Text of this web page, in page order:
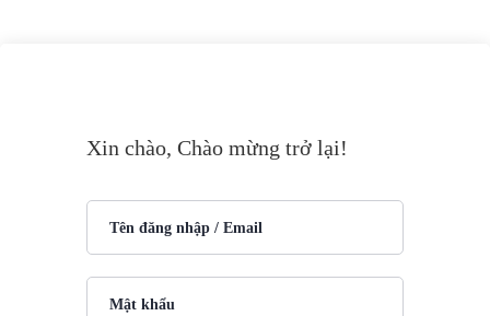
Xin chào, Chào mừng trở lại!